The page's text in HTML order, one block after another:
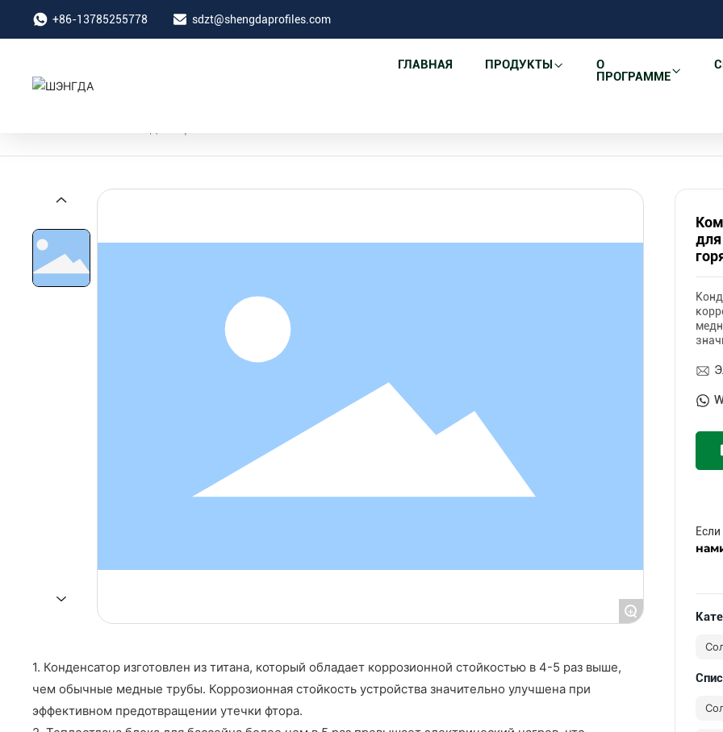
+86-13785255778 sdzt@shengdaprofiles.com
ГЛАВНАЯ ПРОДУКТЫ
О
ПРОГРАММЕ
Комнатная температура - специальный блок для
+
1. Конденсатор изготовлен из титана, который обладает коррозионной стойкостью в 4-5 раз выше,
чем обычные медные трубы. Коррозионная стойкость устройства значительно улучшена при
эффективном предотвращении утечки фтора.